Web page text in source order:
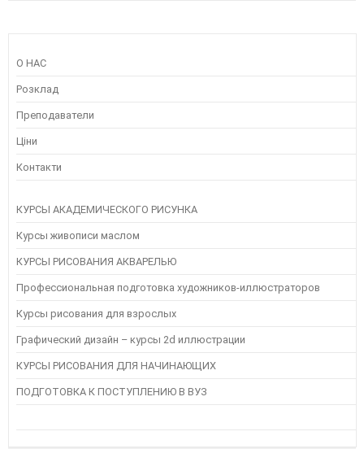
О НАС
Розклад
Преподаватели
Ціни
Контакти
КУРСЫ АКАДЕМИЧЕСКОГО РИСУНКА
Курсы живописи маслом
КУРСЫ РИСОВАНИЯ АКВАРЕЛЬЮ
Профессиональная подготовка художников-иллюстраторов
Курсы рисования для взрослых
Графический дизайн – курсы 2d иллюстрации
КУРСЫ РИСОВАНИЯ ДЛЯ НАЧИНАЮЩИХ
ПОДГОТОВКА К ПОСТУПЛЕНИЮ В ВУЗ